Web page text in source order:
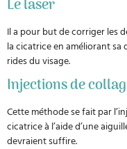
Le laser
Il a pour but de corriger les
la cicatrice en améliorant sa
rides du visage.
Injections de
Cette méthode se fait par
cicatrice à l’aide d’une
devraient suffire.